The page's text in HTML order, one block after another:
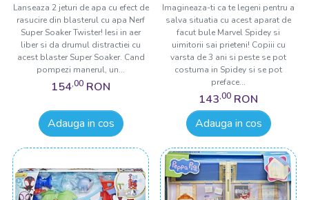
Lanseaza 2 jeturi de apa cu efect de
rasucire din blasterul cu apa Nerf
Super Soaker Twister! Iesi in aer
liber si da drumul distractiei cu
acest blaster Super Soaker. Cand
pompezi manerul, un...
154,00 RON
Adauga in cos
SAPUN
Imagineaza-ti ca te legeni pentru a
salva situatia cu acest aparat de
facut bule Marvel Spidey si
uimitorii sai prieteni! Copiii cu
varsta de 3 ani si peste se pot
costuma in Spidey si se pot
preface...
143,00 RON
Adauga in cos